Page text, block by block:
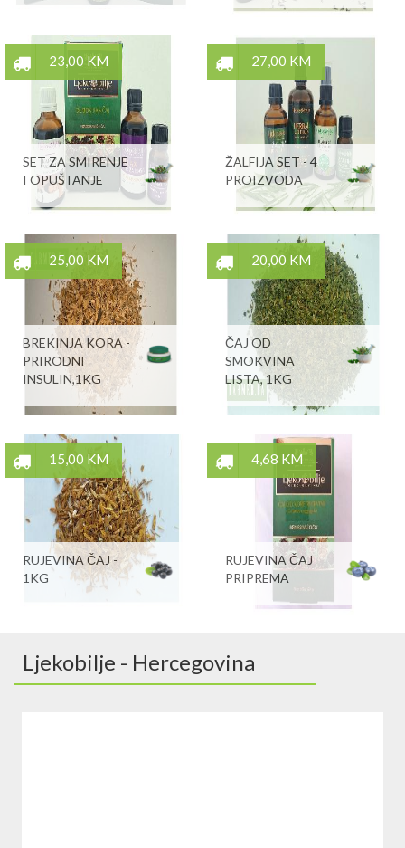
23,00 KM
SET ZA SMIRENJE
I OPUŠTANJE
27,00 KM
ŽALFIJA SET - 4
PROIZVODA
25,00 KM
BREKINJA KORA -
PRIRODNI
INSULIN,1KG
20,00 KM
ČAJ OD
SMOKVINA
LISTA, 1KG
15,00 KM
RUJEVINA ČAJ -
1KG
4,68 KM
RUJEVINA ČAJ
PRIPREMA
Ljekobilje - Hercegovina